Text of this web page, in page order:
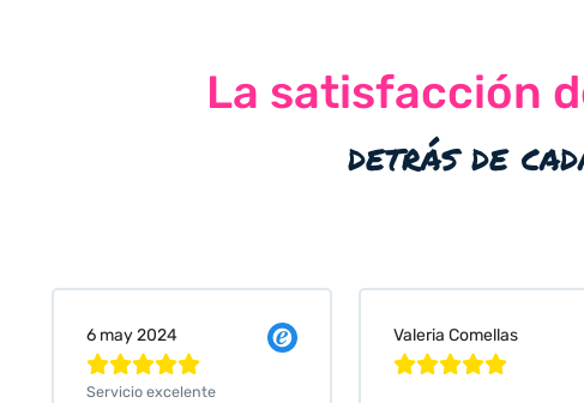
La satisfacción
detrás de
Valeria Comellas

25 abr 2024
